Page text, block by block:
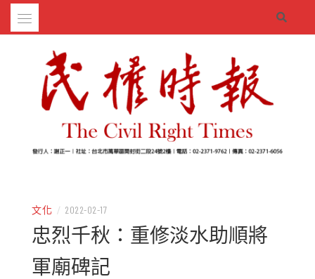
Skip
文化 / 2022-02-17
忠烈千秋：重修淡水助順將
軍廟碑記